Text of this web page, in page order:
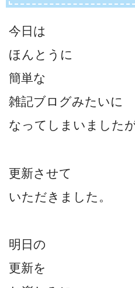
今日は
ほんとうに
簡単な
雑記ブログみたいに
なってしまいました
更新させて
いただきました。
明日の
更新を